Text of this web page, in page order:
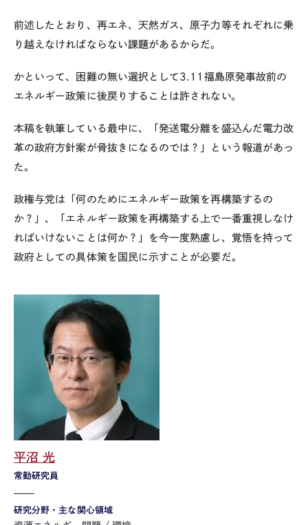
前述したとおり、再エネ、天然ガス、原子力等それぞれに乗
り越えなければならない課題があるからだ。
かといって、困難の無い選択として3.11福島原発事故前の
エネルギー政策に後戻りすることは許されない。
本稿を執筆している最中に、「発送電分離を盛込んだ電力改
革の政府方針案が骨抜きになるのでは？」という報道があっ
た。
政権与党は「何のためにエネルギー政策を再構築するの
か？」、「エネルギー政策を再構築する上で一番重視しなけ
ればいけないことは何か？」を今一度熟慮し、覚悟を持って
政府としての具体策を国民に示すことが必要だ。
常勤研究員
平沼 光
研究分野・主な関心領域